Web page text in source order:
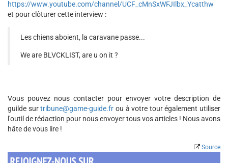
https://www.youtube.com/channel/UCF_cMnSxWFJIlbx_Ycatthw
et pour clôturer cette interview :
Les chiens aboient, la caravane passe...
We are BLVCKLIST, are u on it ?
Vous pouvez nous contacter pour envoyer votre description de
guilde surtribune@game-guide.fr ou à votre tour également utiliser
l'outil de rédaction pour nous envoyer tous vos articles ! Nous avons
hâte de vous lire !
Source